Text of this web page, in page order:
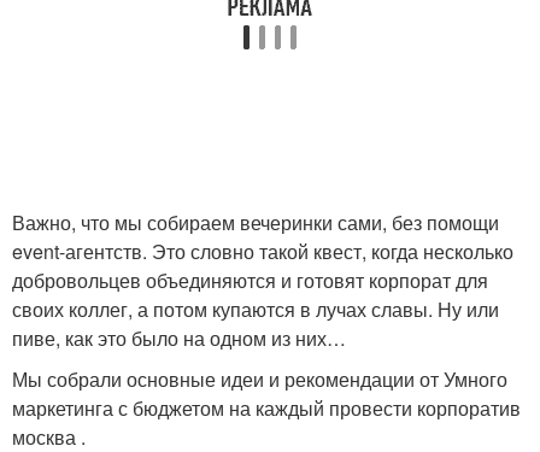
Важно, что мы собираем вечеринки сами, без помощи
event-агентств. Это словно такой квест, когда несколько
добровольцев объединяются и готовят корпорат для
своих коллег, а потом купаются в лучах славы. Ну или
пиве, как это было на одном из них…
Мы собрали основные идеи и рекомендации от Умного
маркетинга с бюджетом на каждый провести корпоратив
москва .